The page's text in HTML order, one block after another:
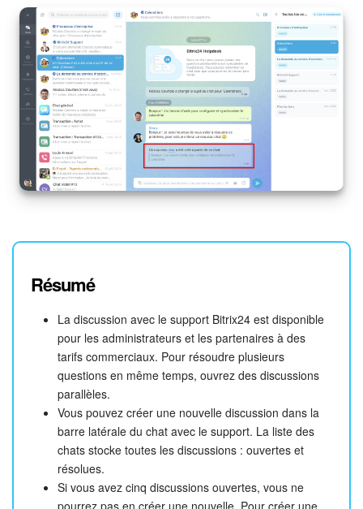
Résumé
La discussion avec le support Bitrix24 est disponible
pour les administrateurs et les partenaires à des
tarifs commerciaux. Pour résoudre plusieurs
questions en même temps, ouvrez des discussions
parallèles.
Vous pouvez créer une nouvelle discussion dans la
barre latérale du chat avec le support. La liste des
chats stocke toutes les discussions : ouvertes et
résolues.
Si vous avez cinq discussions ouvertes, vous ne
pourrez pas en créer une nouvelle. Pour créer une